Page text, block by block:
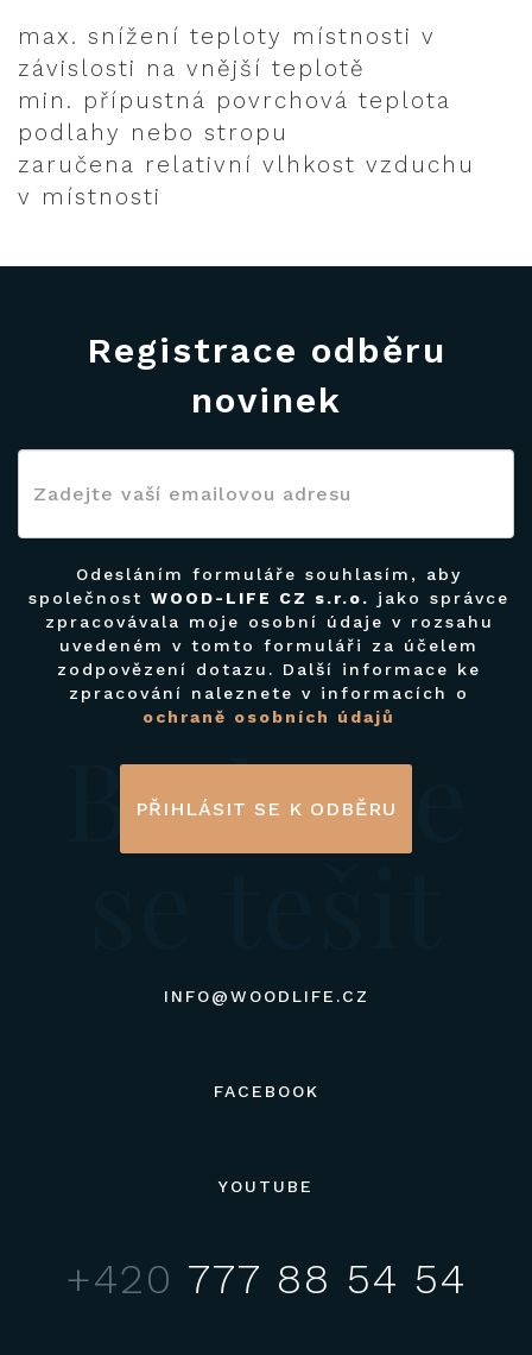
max. snížení teploty místnosti v
závislosti na vnější teplotě
min. přípustná povrchová teplota
podlahy nebo stropu
zaručena relativní vlhkost vzduchu
v místnosti
Budeme
Registrace odběru
novinek
Odesláním formuláře souhlasím, aby
společnost WOOD-LIFE CZ s.r.o.
jako správce
zpracovávala moje osobní údaje v rozsahu
uvedeném v tomto formuláři za účelem
zodpovězení dotazu. Další informace ke
zpracování naleznete v informacích o
ochraně osobních údajů
PŘIHLÁSIT SE K ODBĚRU
INFO@WOODLIFE.CZ
FACEBOOK
YOUTUBE
+420 777 88 54 54